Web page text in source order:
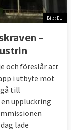
Bild: EU
–
och föreslår att
i utbyte mot
gå till
uppluckring
lade